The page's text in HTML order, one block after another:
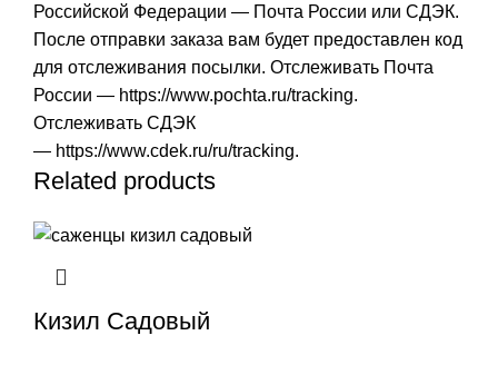
Российской Федерации — Почта России или СДЭК.
После отправки заказа вам будет предоставлен код
для отслеживания посылки. Отслеживать Почта
России — https://www.pochta.ru/tracking.
Отслеживать СДЭК
— https://www.cdek.ru/ru/tracking.
Related products
Кизил Садовый